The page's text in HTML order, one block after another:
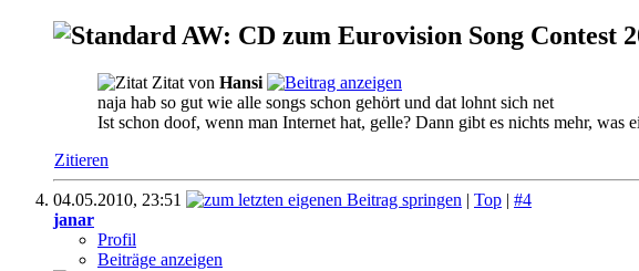
AW: CD zum Eurovision Song Contest
Zitat von Hansi
naja hab so gut wie alle songs schon gehört und dat lohnt sich net
Ist schon doof, wenn man Internet hat, gelle? Dann gibt es nichts mehr, was
Zitieren
04.05.2010, 23:51 | Top | #4
janar
Profil
Beiträge anzeigen